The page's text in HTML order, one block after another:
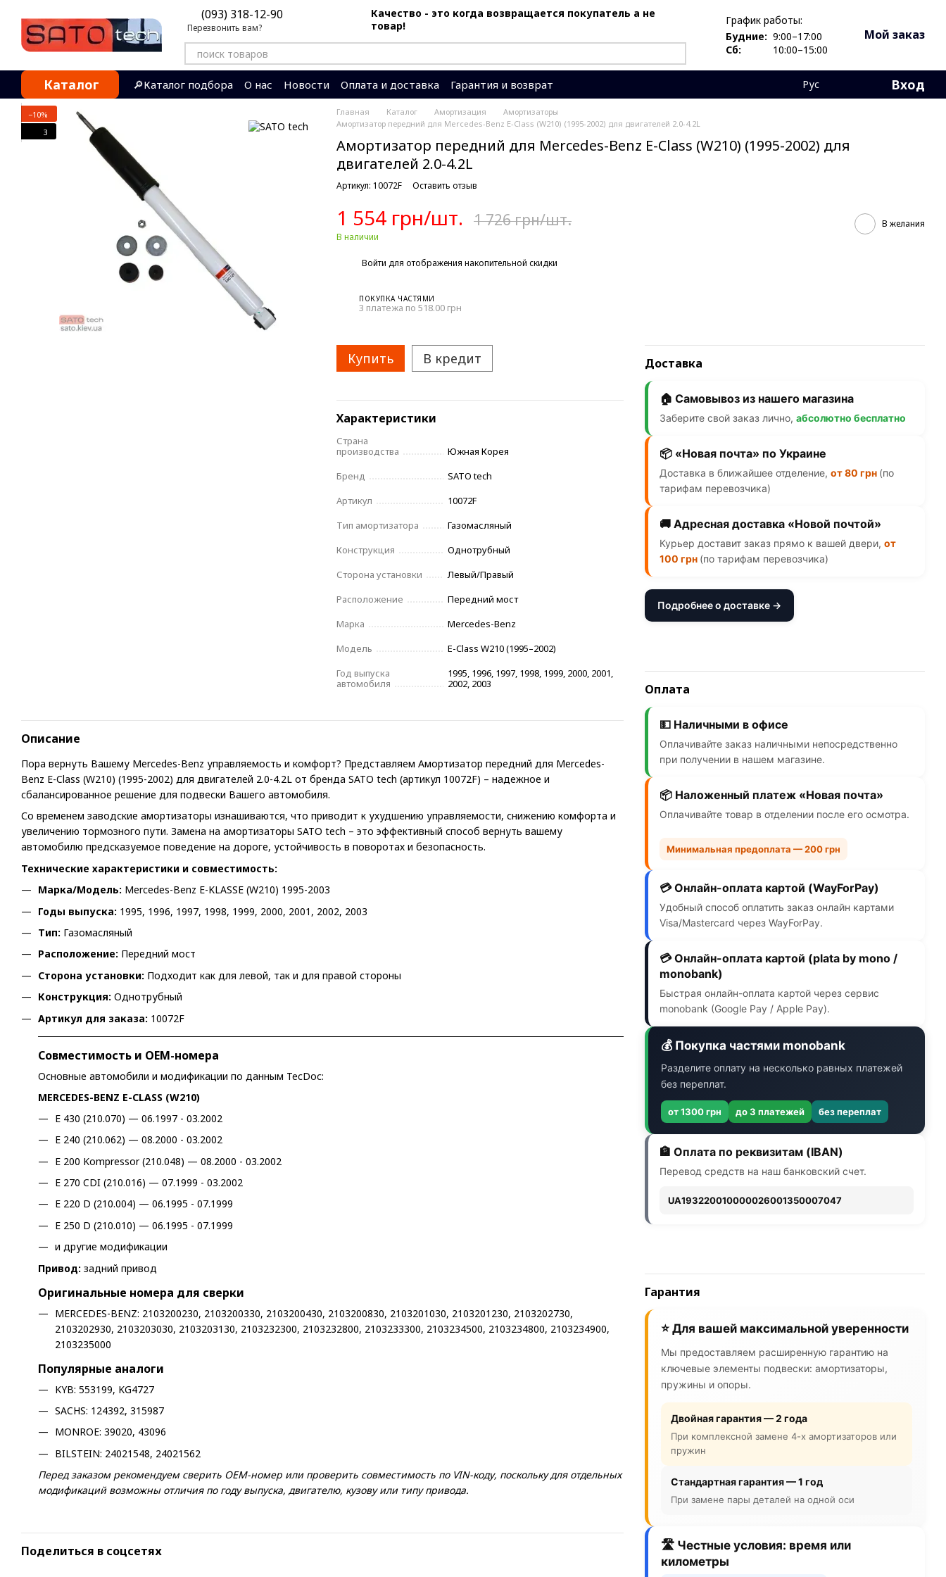
(093) 318-12-90
Перезвонить вам?
Качество - это когда возвращается покупатель а не
товар!
График работы:
Будние: 9:00–17:00
Сб:
10:00–15:00
Мой заказ
Каталог 🔎Каталог подбора О нас Новости Оплата и доставка
Гарантия и возврат
Контактная информация
Отзывы Система скидок
Рус Вход
−10%
3
Главная Каталог Амортизация
Амортизаторы
Амортизатор передний для Mercedes-Benz E-Class (W210) (1995-2002) для двигателей 2.0-4.2L
Амортизатор передний для Mercedes-Benz E-Class (W210) (1995-2002) для
двигателей 2.0-4.2L
Артикул: 10072F Оставить отзыв
1 554 грн/шт. 1 726 грн/шт.
В наличии
В желания
Войти для отображения накопительной скидки
ПОКУПКА ЧАСТЯМИ
3 платежа по 518.00 грн
Купить В кредит
Характеристики
Страна
производства
Южная Корея
Бренд
SATO tech
Артикул
10072F
Тип амортизатора
Газомасляный
Конструкция
Однотрубный
Сторона установки
Левый/Правый
Расположениe
Передний мост
Марка
Mercedes-Benz
Модель
E-Class W210 (1995–2002)
Год выпуска
автомобиля
1995, 1996, 1997, 1998, 1999, 2000, 2001,
2002, 2003
Доставка
🏠 Самовывоз из нашего магазина
Заберите свой заказ лично, абсолютно бесплатно
📦 «Новая почта» по Украине
Доставка в ближайшее отделение, от 80 грн (по
тарифам перевозчика)
🚚 Адресная доставка «Новой почтой»
Курьер доставит заказ прямо к вашей двери, от
100 грн (по тарифам перевозчика)
Подробнее о доставке →
Оплата
💵 Наличными в офисе
Оплачивайте заказ наличными непосредственно
при получении в нашем магазине.
📦 Наложенный платеж «Новая почта»
Оплачивайте товар в отделении после его осмотра.
Минимальная предоплата — 200 грн
💳 Онлайн-оплата картой (WayForPay)
Удобный способ оплатить заказ онлайн картами
Visa/Mastercard через WayForPay.
💳 Онлайн-оплата картой (plata by mono /
monobank)
Быстрая онлайн-оплата картой через сервис
monobank (Google Pay / Apple Pay).
💰 Покупка частями monobank
Разделите оплату на несколько равных платежей
без переплат.
от 1300 грн до 3 платежей без переплат
🏦 Оплата по реквизитам (IBAN)
Перевод средств на наш банковский счет.
UA193220010000026001350007047
Гарантия
⭐ Для вашей максимальной уверенности
Мы предоставляем расширенную гарантию на
ключевые элементы подвески: амортизаторы,
пружины и опоры.
Двойная гарантия — 2 года
При комплексной замене 4-х амортизаторов или
пружин
Стандартная гарантия — 1 год
При замене пары деталей на одной оси
🛣️ Честные условия: время или
километры
Описание
Пора вернуть Вашему Mercedes-Benz управляемость и комфорт? Представляем Амортизатор передний для Mercedes-
Benz E-Class (W210) (1995-2002) для двигателей 2.0-4.2L от бренда SATO tech (артикул 10072F) – надежное и
сбалансированное решение для подвески Вашего автомобиля.
Со временем заводские амортизаторы изнашиваются, что приводит к ухудшению управляемости, снижению комфорта и
увеличению тормозного пути. Замена на амортизаторы SATO tech – это эффективный способ вернуть вашему
автомобилю предсказуемое поведение на дороге, устойчивость в поворотах и безопасность.
Технические характеристики и совместимость:
Марка/Модель: Mercedes-Benz E-KLASSE (W210) 1995-2003
Годы выпуска: 1995, 1996, 1997, 1998, 1999, 2000, 2001, 2002, 2003
Тип: Газомасляный
Расположение: Передний мост
Сторона установки: Подходит как для левой, так и для правой стороны
Конструкция: Однотрубный
Артикул для заказа: 10072F
Совместимость и OEM-номера
Основные автомобили и модификации по данным TecDoc:
MERCEDES-BENZ E-CLASS (W210)
E 430 (210.070) — 06.1997 - 03.2002
E 240 (210.062) — 08.2000 - 03.2002
E 200 Kompressor (210.048) — 08.2000 - 03.2002
E 270 CDI (210.016) — 07.1999 - 03.2002
E 220 D (210.004) — 06.1995 - 07.1999
E 250 D (210.010) — 06.1995 - 07.1999
и другие модификации
Привод: задний привод
Оригинальные номера для сверки
MERCEDES-BENZ: 2103200230, 2103200330, 2103200430, 2103200830, 2103201030, 2103201230, 2103202730,
2103202930, 2103203030, 2103203130, 2103232300, 2103232800, 2103233300, 2103234500, 2103234800, 2103234900,
2103235000
Популярные аналоги
KYB: 553199, KG4727
SACHS: 124392, 315987
MONROE: 39020, 43096
BILSTEIN: 24021548, 24021562
Перед заказом рекомендуем сверить OEM-номер или проверить совместимость по VIN-коду, поскольку для отдельных
модификаций возможны отличия по году выпуска, двигателю, кузову или типу привода.
Поделиться в соцсетях